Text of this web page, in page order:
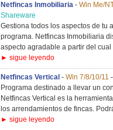
Netfincas Inmobiliaria - Win Me/
Shareware
Gestiona todos los aspectos de tu
programa. Netfincas Inmobiliaria
aspecto agradable a partir del cual
► sigue leyendo
Netfincas Vertical - Win 7/8/10/11
Programa destinado a llevar un
Netfincas Vertical es la
los arrendamientos de fincas.
► sigue leyendo